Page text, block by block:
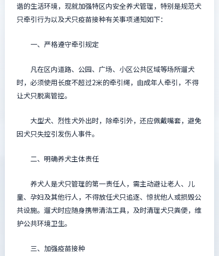
谐的生活环境，现就加强特区内安全养犬管理，特别是规范犬
只牵引行为以及犬只疫苗接种有关事项通知如下：
一、严格遵守牵引规定
凡在区内道路、公园、广场、小区公共区域等场所遛犬
时，必须使用长度不超过2米的牵引绳，由成年人牵引，不得
让犬只脱离管控。
大型犬、烈性犬外出时，除牵引外，还应佩戴嘴套，避免
因犬只失控引发伤人事件。
二、明确养犬主体责任
养犬人是犬只管理的第一责任人，需主动避让老人、儿
童、孕妇及其他行人，不得放任犬只追逐、惊扰他人或损毁公
共设施。遛犬时应随身携带清洁工具，及时清理犬只粪便，维
护公共环境卫生。
三、加强疫苗接种